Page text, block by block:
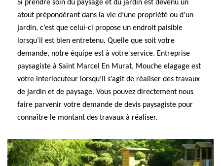
Si prendre soin du paysage et du jardin est devenu un
atout prépondérant dans la vie d’une propriété ou d’un
jardin, c’est que celui-ci propose un endroit paisible
lorsqu’il est bien entretenu. Quelle que soit votre
demande, notre équipe est à votre service. Entreprise
paysagiste à Saint Marcel En Murat, Mouche elagage est
votre interlocuteur lorsqu’il s’agit de réaliser des travaux
de jardin et de paysage. Vous pouvez directement nous
faire parvenir votre demande de devis paysagiste pour
connaître le montant des travaux à réaliser.